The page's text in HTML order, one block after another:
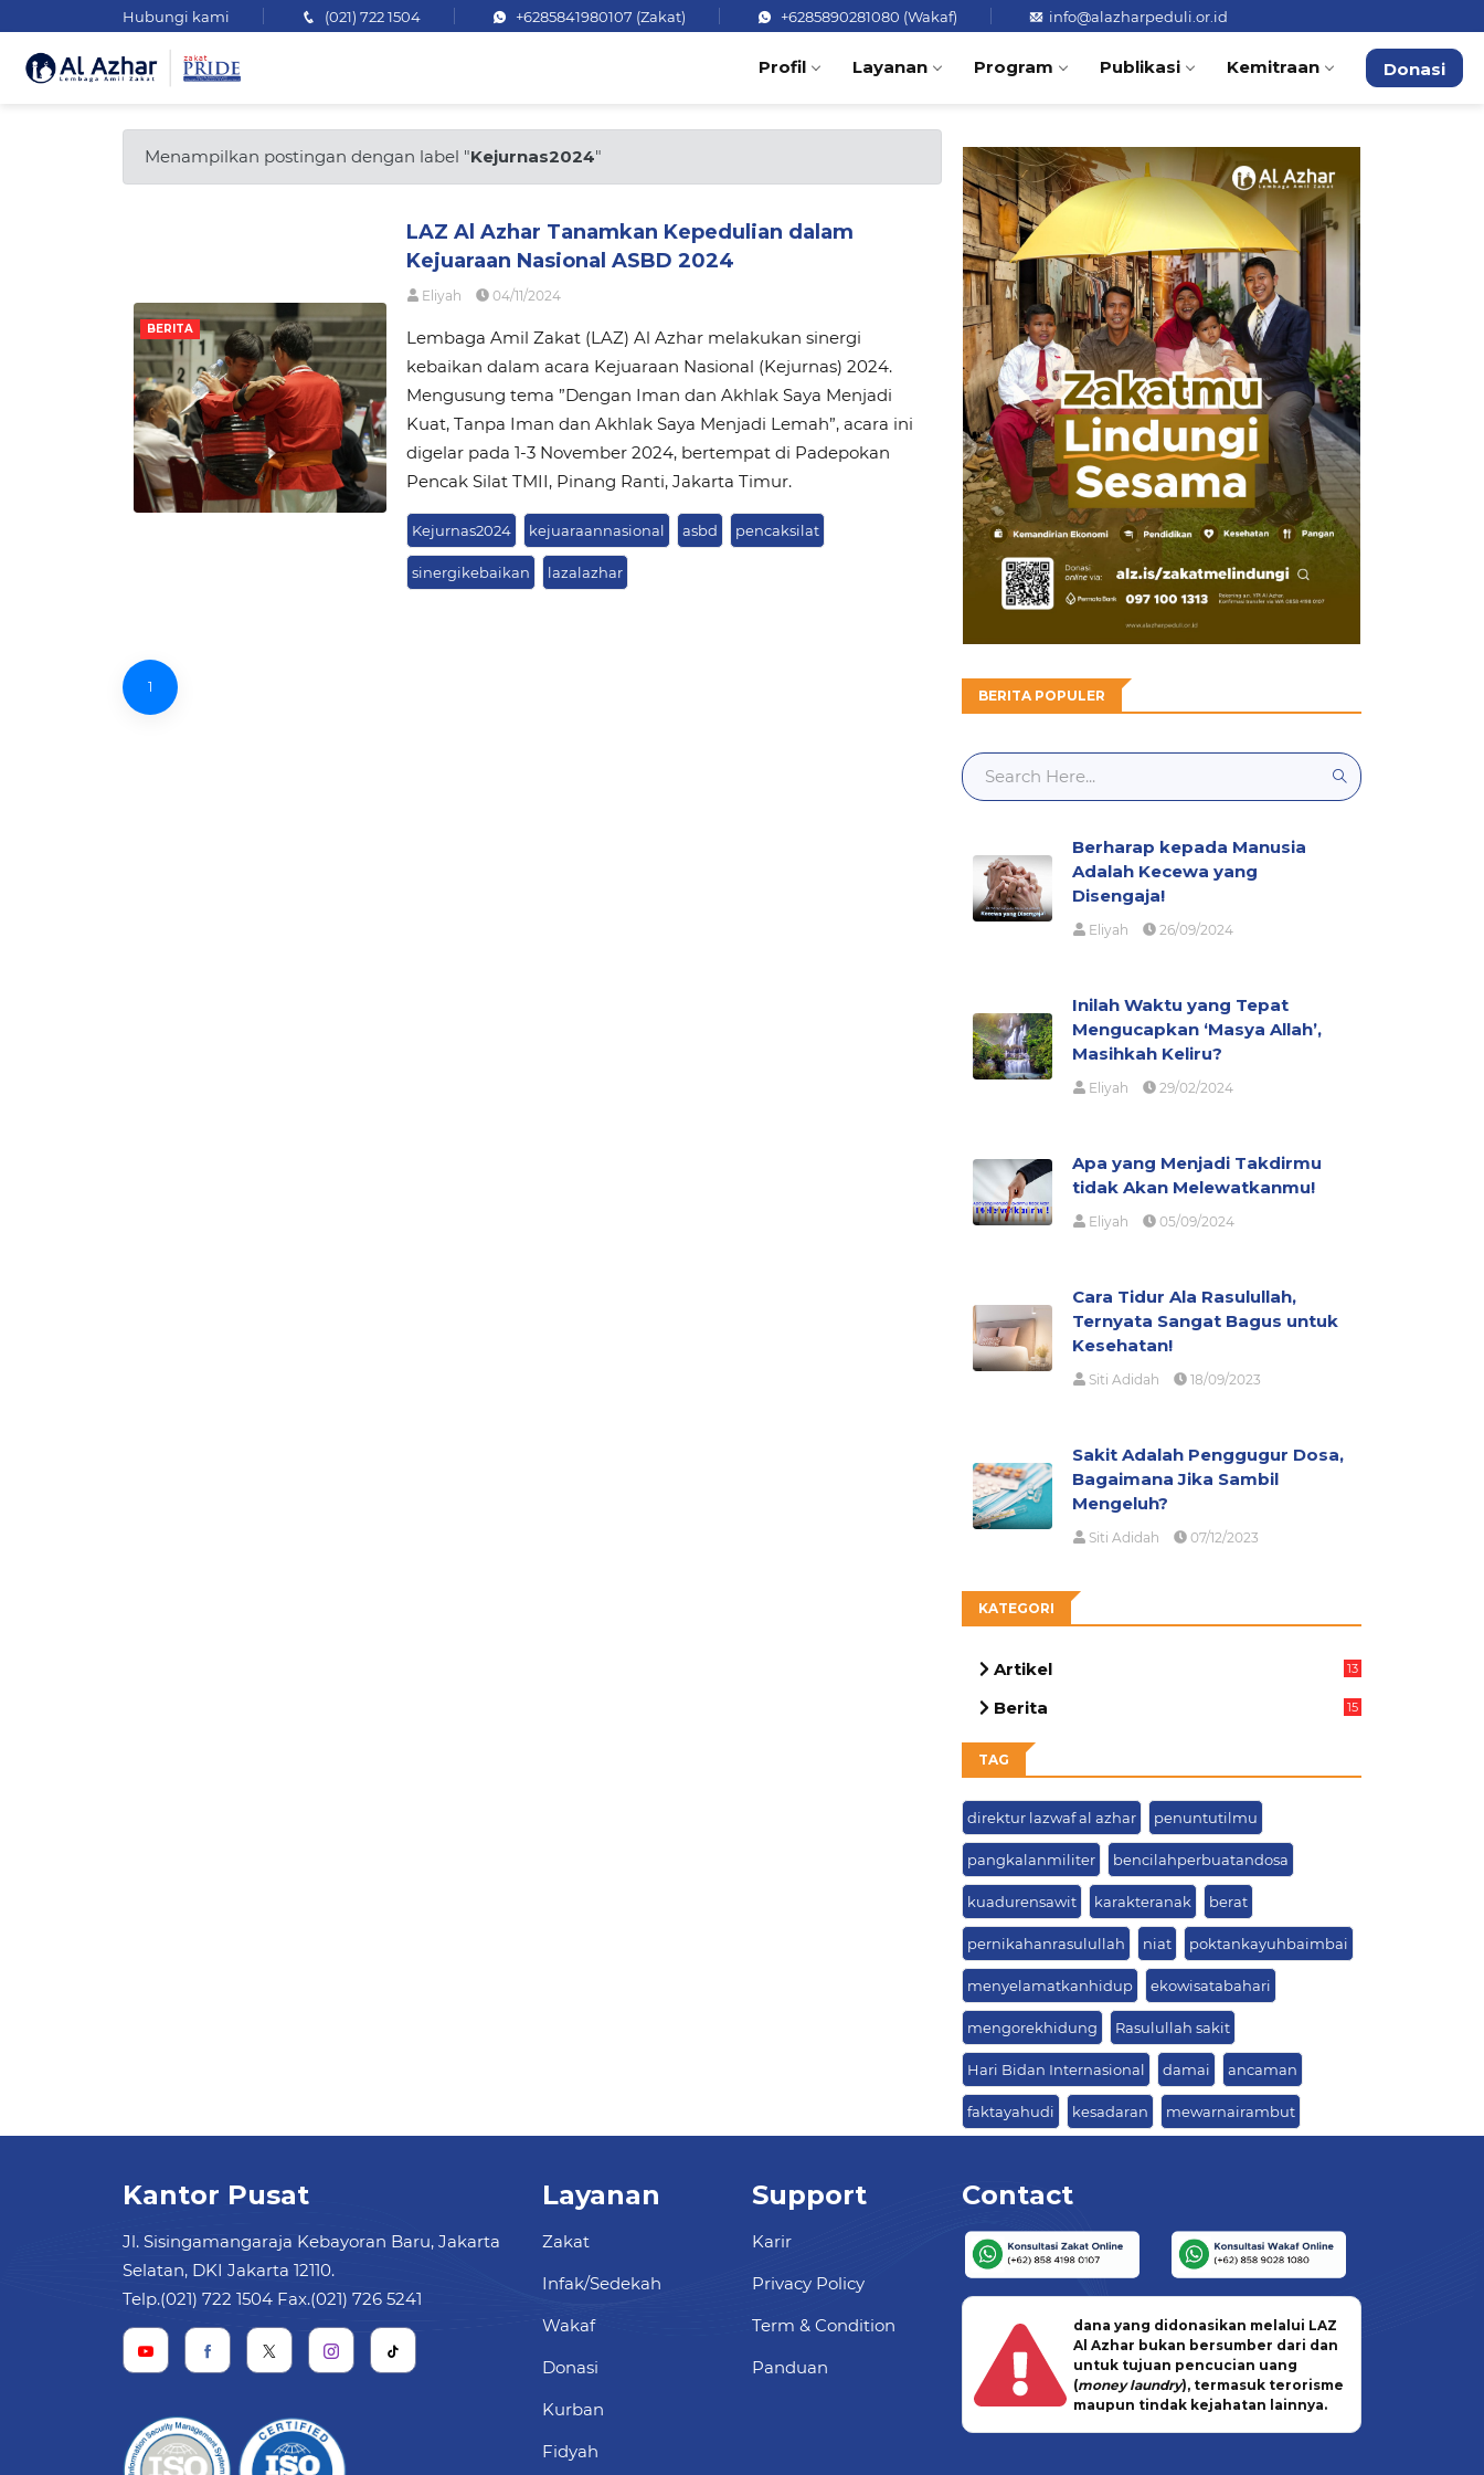
Hubungi kami (021) 722 1504 +6285841980107 (Zakat) +6285890281080 (Wakaf) info@alazharpeduli.or.id
Profil Layanan Program Publikasi Kemitraan Donasi
Menampilkan postingan dengan label "Kejurnas2024"
BERITA
LAZ Al Azhar Tanamkan Kepedulian dalam
Kejuaraan Nasional ASBD 2024
Eliyah 04/11/2024
Lembaga Amil Zakat (LAZ) Al Azhar melakukan sinergi
kebaikan dalam acara Kejuaraan Nasional (Kejurnas) 2024.
Mengusung tema ”Dengan Iman dan Akhlak Saya Menjadi
Kuat, Tanpa Iman dan Akhlak Saya Menjadi Lemah”, acara ini
digelar pada 1-3 November 2024, bertempat di Padepokan
Pencak Silat TMII, Pinang Ranti, Jakarta Timur.
Kejurnas2024 kejuaraannasional asbd pencaksilat
sinergikebaikan lazalazhar
1
BERITA POPULER
Berharap kepada Manusia
Adalah Kecewa yang
Disengaja!
Eliyah 26/09/2024
Inilah Waktu yang Tepat
Mengucapkan ‘Masya Allah’,
Masihkah Keliru?
Eliyah 29/02/2024
Apa yang Menjadi Takdirmu
tidak Akan Melewatkanmu!
Eliyah 05/09/2024
Cara Tidur Ala Rasulullah,
Ternyata Sangat Bagus untuk
Kesehatan!
Siti Adidah 18/09/2023
Sakit Adalah Penggugur Dosa,
Bagaimana Jika Sambil
Mengeluh?
Siti Adidah 07/12/2023
KATEGORI
Artikel
13
Berita
15
TAG
direktur lazwaf al azhar penuntutilmu
pangkalanmiliter bencilahperbuatandosa
kuadurensawit karakteranak berat
pernikahanrasulullah niat poktankayuhbaimbai
menyelamatkanhidup ekowisatabahari
mengorekhidung Rasulullah sakit
Hari Bidan Internasional damai ancaman
faktayahudi kesadaran mewarnairambut
Kantor Pusat
Jl. Sisingamangaraja Kebayoran Baru, Jakarta
Selatan, DKI Jakarta 12110.
Telp.(021) 722 1504 Fax.(021) 726 5241
Layanan
Zakat
Infak/Sedekah
Wakaf
Donasi
Kurban
Fidyah
Support
Karir
Privacy Policy
Term & Condition
Panduan
Contact
dana yang didonasikan melalui LAZ
Al Azhar bukan bersumber dari dan
untuk tujuan pencucian uang
(money laundry), termasuk terorisme
maupun tindak kejahatan lainnya.